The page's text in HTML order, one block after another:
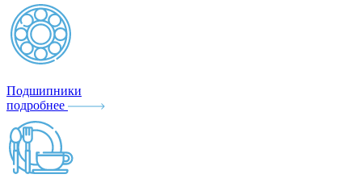
Подшипники
подробнее